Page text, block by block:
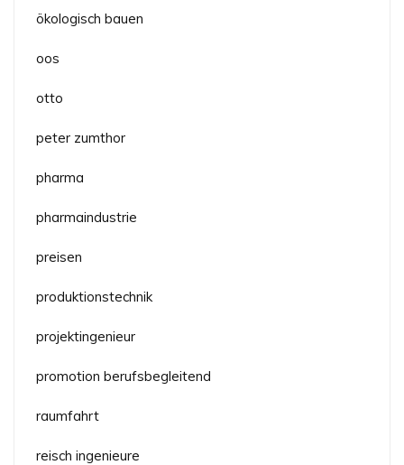
ökologisch bauen
oos
otto
peter zumthor
pharma
pharmaindustrie
preisen
produktionstechnik
projektingenieur
promotion berufsbegleitend
raumfahrt
reisch ingenieure